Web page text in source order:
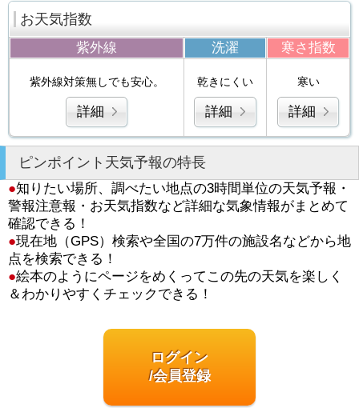
お天気指数
紫外線 洗濯 寒さ指数
紫外線対策無しでも安心。
詳細
乾きにくい
詳細
寒い
詳細
ピンポイント天気予報の特長
●知りたい場所、調べたい地点の3時間単位の天気予報・
警報注意報・お天気指数など詳細な気象情報がまとめて
確認できる！
●現在地（GPS）検索や全国の7万件の施設名などから地
点を検索できる！
●絵本のようにページをめくってこの先の天気を楽しく
＆わかりやすくチェックできる！
ログイン
/会員登録